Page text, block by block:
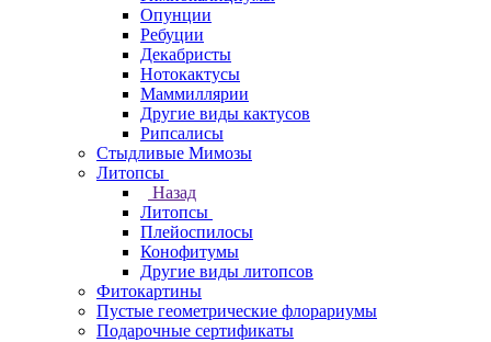
Опунции
Ребуции
Декабристы
Нотокактусы
Маммиллярии
Другие виды кактусов
Рипсалисы
Стыдливые Мимозы
Литопсы
Назад
Литопсы
Плейоспилосы
Конофитумы
Другие виды литопсов
Фитокартины
Пустые геометрические флорариумы
Подарочные сертификаты